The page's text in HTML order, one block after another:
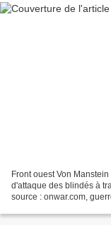
Front ouest Von
d'attaque des blindés à
source : onwar.com,